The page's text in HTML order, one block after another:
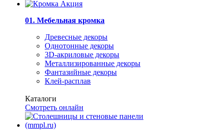
01. Мебельная кромка
Древесные декоры
Однотонные декоры
3D-акриловые декоры
Металлизированные декоры
Фантазийные декоры
Клей-расплав
Каталоги
Смотреть онлайн